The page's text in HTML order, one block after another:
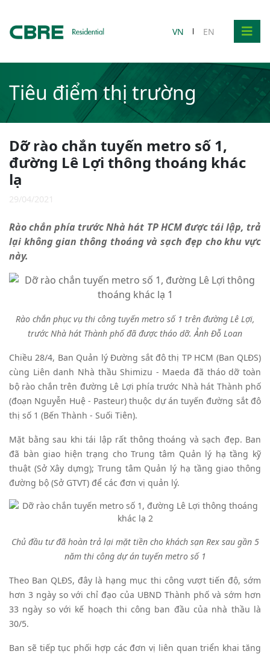
VN EN
Tiêu điểm thị trường
Dỡ rào chắn tuyến metro số 1,
đường Lê Lợi thông thoáng khác
lạ
29/04/2021
Rào chắn phía trước Nhà hát TP HCM được tái lập, trả
lại không gian thông thoáng và sạch đẹp cho khu vực
này.
Rào chắn phục vụ thi công tuyến metro số 1 trên đường Lê Lợi,
trước Nhà hát Thành phố đã được tháo dỡ. Ảnh Đỗ Loan
Chiều 28/4, Ban Quản lý Đường sắt đô thị TP HCM (Ban QLĐS)
cùng Liên danh Nhà thầu Shimizu - Maeda đã tháo dỡ toàn
bộ rào chắn trên đường Lê Lợi phía trước Nhà hát Thành phố
(đoạn Nguyễn Huệ - Pasteur) thuộc dự án tuyến đường sắt đô
thị số 1 (Bến Thành - Suối Tiên).
Mặt bằng sau khi tái lập rất thông thoáng và sạch đẹp. Ban
đã bàn giao hiện trạng cho Trung tâm Quản lý hạ tầng kỹ
thuật (Sở Xây dựng); Trung tâm Quản lý hạ tầng giao thông
đường bộ (Sở GTVT) để các đơn vị quản lý.
Chủ đầu tư đã hoàn trả lại mặt tiền cho khách sạn Rex sau gần 5
năm thi công dự án tuyến metro số 1
Theo Ban QLĐS, đây là hạng mục thi công vượt tiến độ, sớm
hơn 3 ngày so với chỉ đạo của UBND Thành phố và sớm hơn
33 ngày so với kế hoạch thi công ban đầu của nhà thầu là
30/5.
Ban sẽ tiếp tục phối hợp các đơn vị liên quan triển khai tăng